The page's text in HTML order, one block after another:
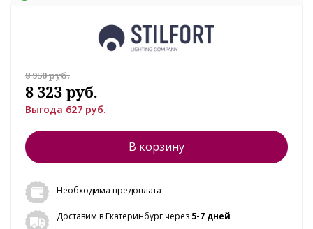
8 950 руб.
8 323 руб.
Выгода 627 руб.
В корзину
Необходима предоплата
Доставим в Екатеринбург через 5-7 дней